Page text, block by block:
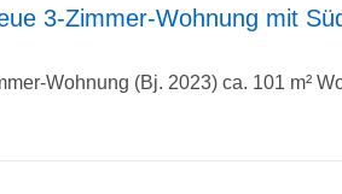
*
3-Zimmer-Wohnung mit
Wohnung (Bj. 2023) ca. 101 m²